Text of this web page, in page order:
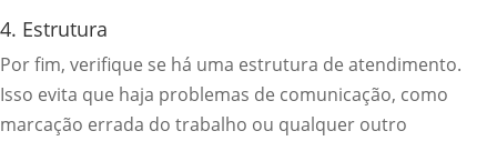
4. Estrutura
Por fim, verifique se há uma estrutura de atendimento.
Isso evita que haja problemas de comunicação, como
marcação errada do trabalho ou qualquer outro